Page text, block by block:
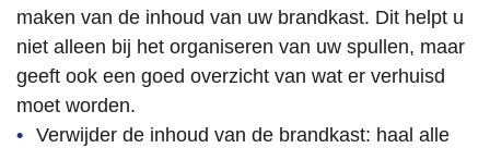
maken van de inhoud van uw brandkast. Dit helpt u
niet alleen bij het organiseren van uw spullen, maar
geeft ook een goed overzicht van wat er verhuisd
moet worden.
Verwijder de inhoud van de brandkast: haal alle